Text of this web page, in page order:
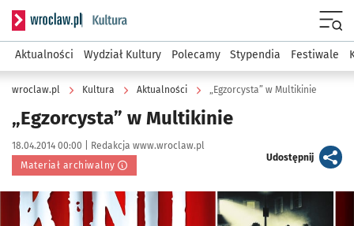
Serwis informacyjny wroclaw.pl podserwis: Kultura
Aktualności Wydział Kultury Polecamy Stypendia Festiwale
wroclaw.pl Kultura Aktualności „Egzorcysta” w Multikinie
„Egzorcysta” w Multikinie
Data publikacji:
18.04.2014 00:00 | Autor:
Redakcja www.wroclaw.pl
Materiał archiwalny
Udostępnijartykuł
Kliknij, aby powiększyć